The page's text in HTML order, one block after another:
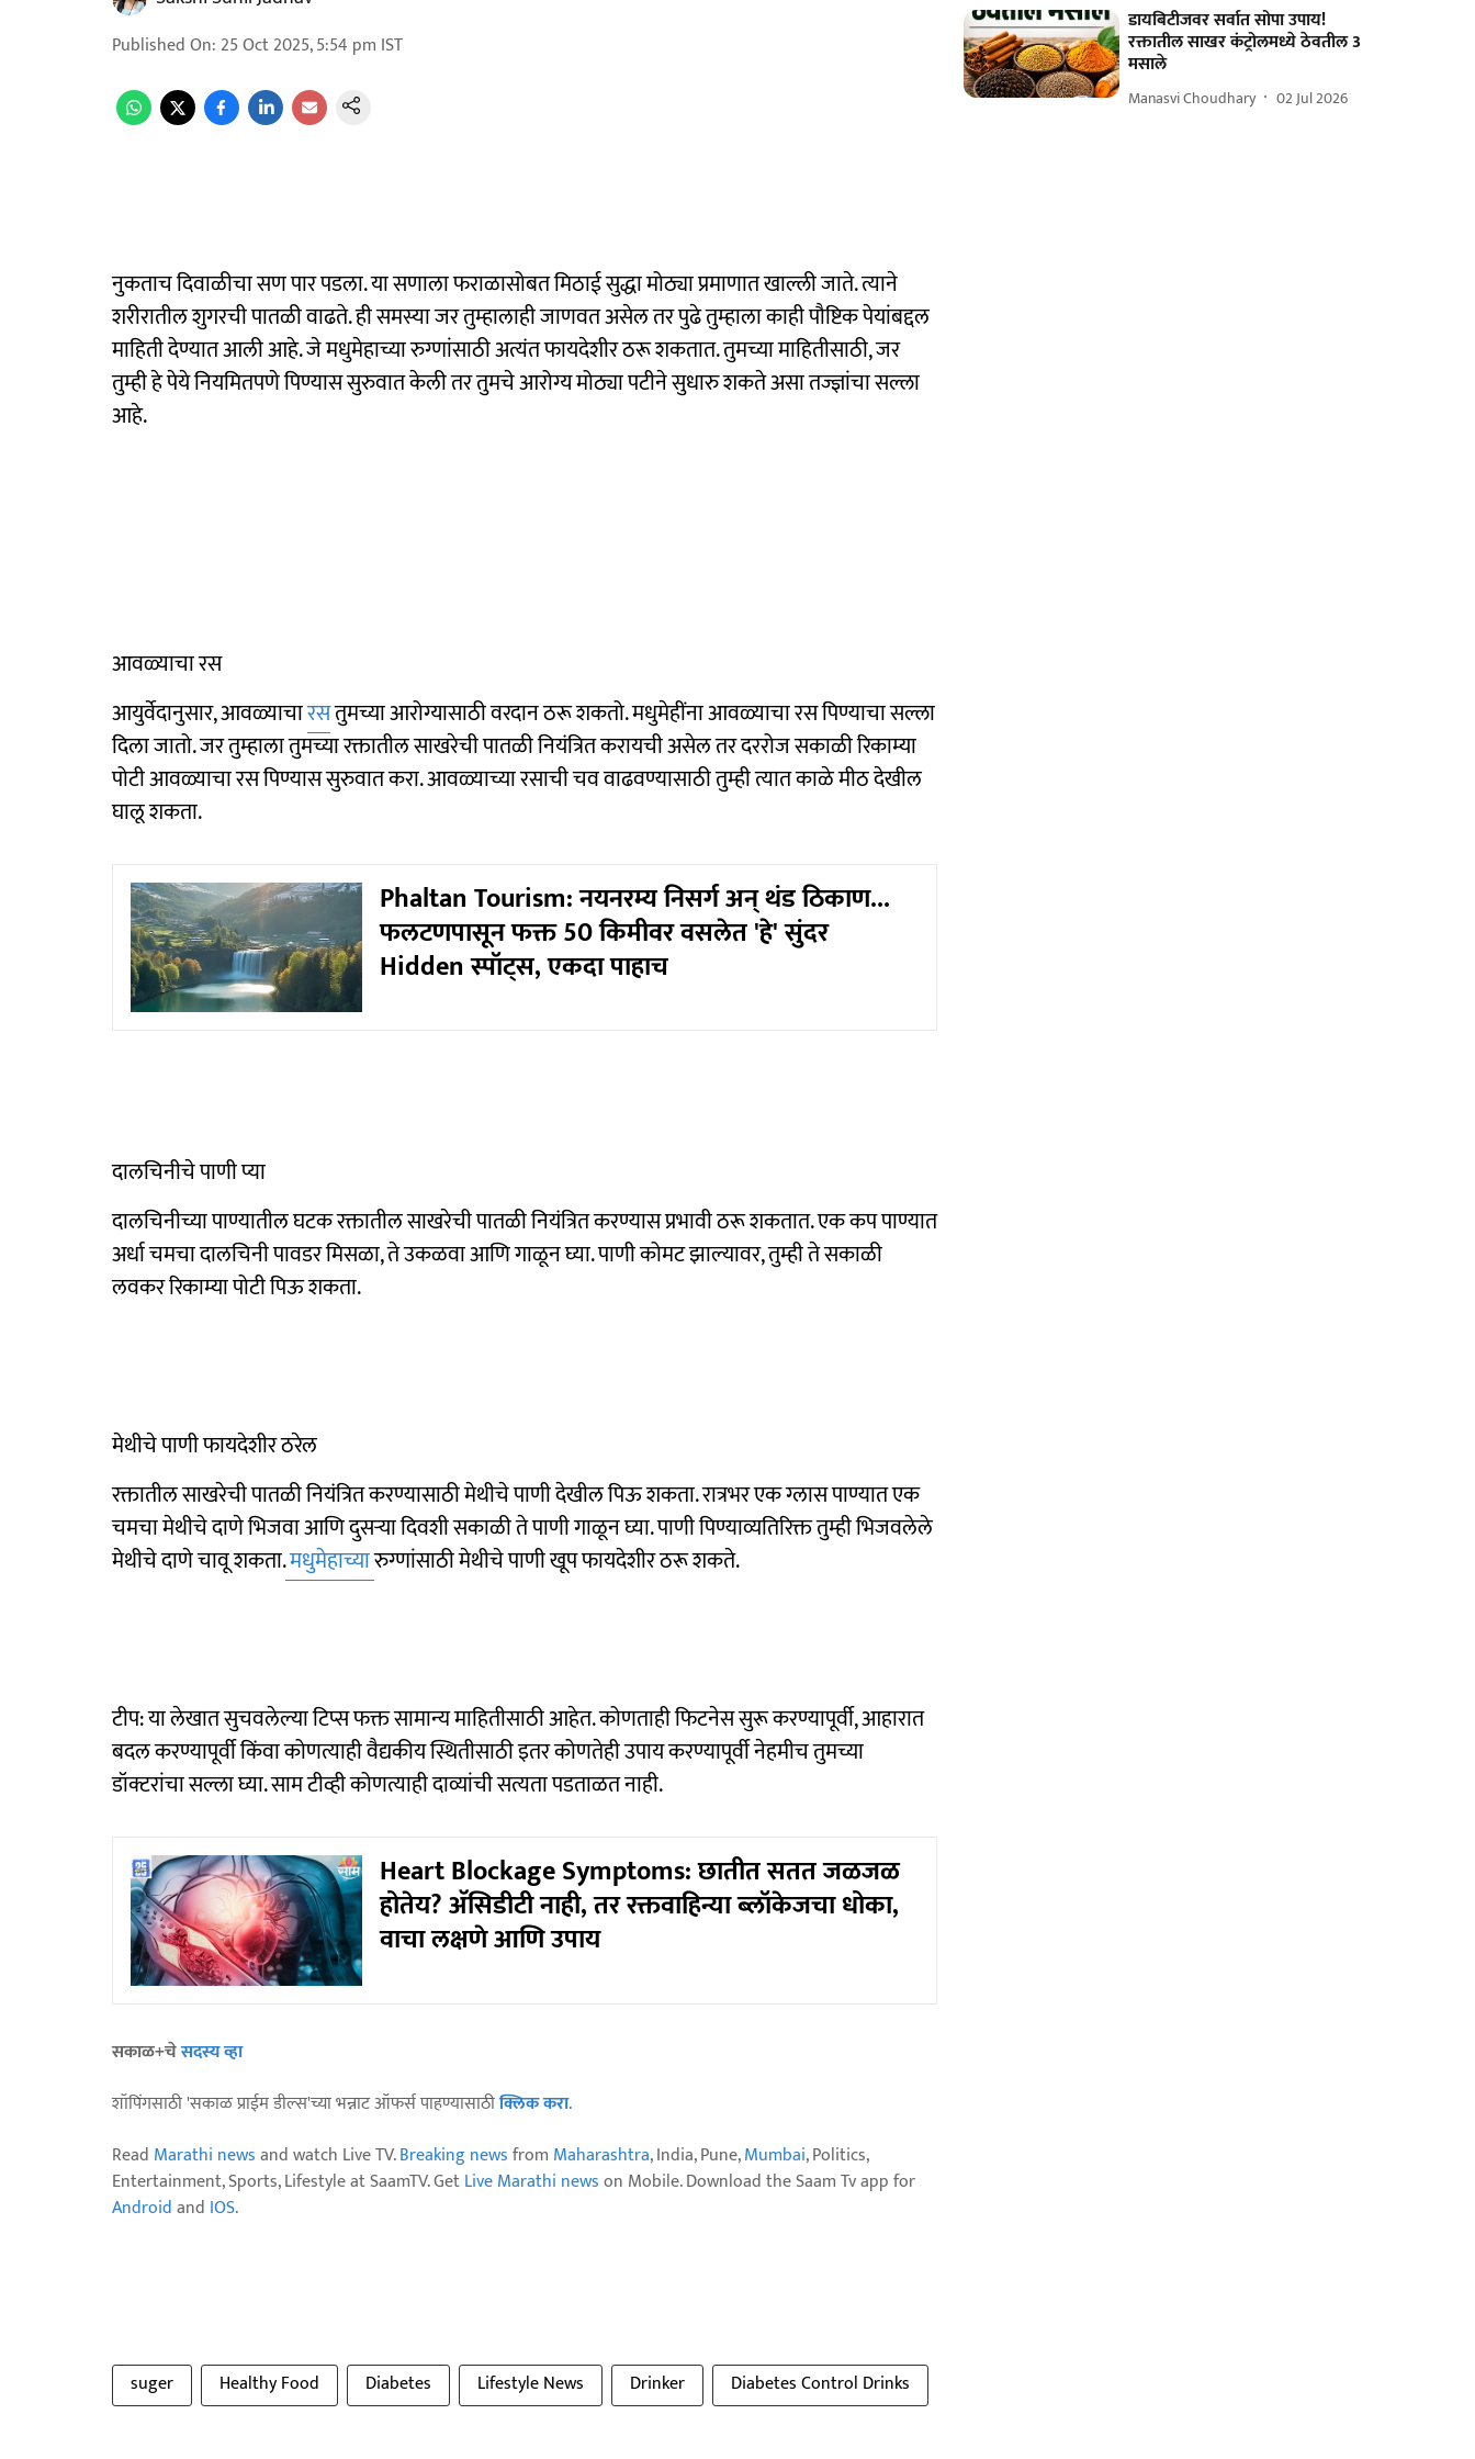
Published On: 25 Oct 2025, 5:54 pm IST
नुकताच दिवाळीचा सण पार पडला. या सणाला फराळासोबत मिठाई सुद्धा मोठ्या प्रमाणात खाल्ली जाते. त्याने
शरीरातील शुगरची पातळी वाढते. ही समस्या जर तुम्हालाही जाणवत असेल तर पुढे तुम्हाला काही पौष्टिक पेयांबद्दल
माहिती देण्यात आली आहे. जे मधुमेहाच्या रुग्णांसाठी अत्यंत फायदेशीर ठरू शकतात. तुमच्या माहितीसाठी, जर
तुम्ही हे पेये नियमितपणे पिण्यास सुरुवात केली तर तुमचे आरोग्य मोठ्या पटीने सुधारु शकते असा तज्ज्ञांचा सल्ला
आहे.
आवळ्याचा रस
आयुर्वेदानुसार, आवळ्याचारसतुमच्या आरोग्यासाठी वरदान ठरू शकतो. मधुमेहींना आवळ्याचा रस पिण्याचा सल्ला
दिला जातो. जर तुम्हाला तुमच्या रक्तातील साखरेची पातळी नियंत्रित करायची असेल तर दररोज सकाळी रिकाम्या
पोटी आवळ्याचा रस पिण्यास सुरुवात करा. आवळ्याच्या रसाची चव वाढवण्यासाठी तुम्ही त्यात काळे मीठ देखील
घालू शकता.
Phaltan Tourism: नयनरम्य निसर्ग अन् थंड ठिकाण...
फलटणपासून फक्त 50 किमीवर वसलेत 'हे' सुंदर
Hidden स्पॉट्स, एकदा पाहाच
दालचिनीचे पाणी प्या
दालचिनीच्या पाण्यातील घटक रक्तातील साखरेची पातळी नियंत्रित करण्यास प्रभावी ठरू शकतात. एक कप पाण्यात
अर्धा चमचा दालचिनी पावडर मिसळा, ते उकळवा आणि गाळून घ्या. पाणी कोमट झाल्यावर, तुम्ही ते सकाळी
लवकर रिकाम्या पोटी पिऊ शकता.
मेथीचे पाणी फायदेशीर ठरेल
रक्तातील साखरेची पातळी नियंत्रित करण्यासाठी मेथीचे पाणी देखील पिऊ शकता. रात्रभर एक ग्लास पाण्यात एक
चमचा मेथीचे दाणे भिजवा आणि दुसऱ्या दिवशी सकाळी ते पाणी गाळून घ्या. पाणी पिण्याव्यतिरिक्त तुम्ही भिजवलेले
मेथीचे दाणे चावू शकता.मधुमेहाच्यारुग्णांसाठी मेथीचे पाणी खूप फायदेशीर ठरू शकते.
टीप: या लेखात सुचवलेल्या टिप्स फक्त सामान्य माहितीसाठी आहेत. कोणताही फिटनेस सुरू करण्यापूर्वी, आहारात
बदल करण्यापूर्वी किंवा कोणत्याही वैद्यकीय स्थितीसाठी इतर कोणतेही उपाय करण्यापूर्वी नेहमीच तुमच्या
डॉक्टरांचा सल्ला घ्या. साम टीव्ही कोणत्याही दाव्यांची सत्यता पडताळत नाही.
Heart Blockage Symptoms: छातीत सतत जळजळ
होतेय? अ‍ॅसिडीटी नाही, तर रक्तवाहिन्या ब्लॉकेजचा धोका,
वाचा लक्षणे आणि उपाय
सकाळ+चेसदस्य व्हा
शॉपिंगसाठी 'सकाळ प्राईम डील्स'च्या भन्नाट ऑफर्स पाहण्यासाठीक्लिक करा.
Read Marathi newsand watch Live TV.Breaking newsfrom Maharashtra, India, Pune,Mumbai, Politics,
Entertainment, Sports, Lifestyle at SaamTV. GetLive Marathi newson Mobile. Download the Saam Tv app for
Androidand IOS.
suger Healthy Food Diabetes Lifestyle News Drinker Diabetes Control Drinks
डायबिटीजवर सर्वात सोपा उपाय!
रक्तातील साखर कंट्रोलमध्ये ठेवतील 3
मसाले
Manasvi Choudhary 02 Jul 2026